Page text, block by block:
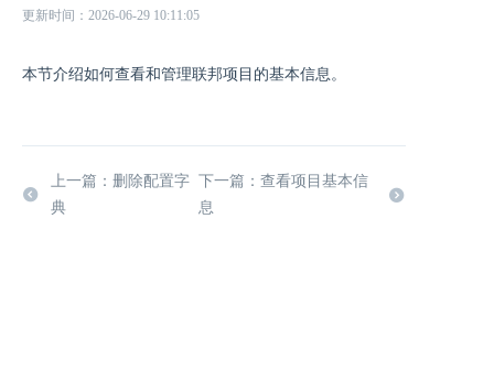
更新时间：2026-06-29 10:11:05
本节介绍如何查看和管理联邦项目的基本信息。
上一篇：删除配置字
典
下一篇：查看项目基本信
息